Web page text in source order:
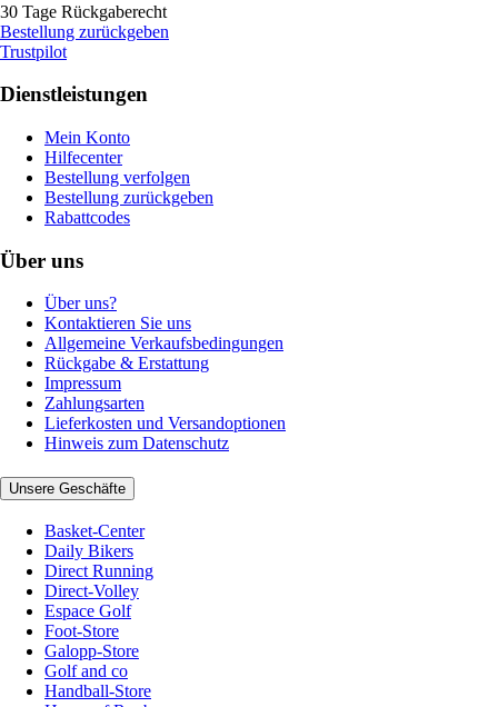
30 Tage Rückgaberecht
Bestellung zurückgeben
Trustpilot
Dienstleistungen
Mein Konto
Hilfecenter
Bestellung verfolgen
Bestellung zurückgeben
Rabattcodes
Über uns
Über uns?
Kontaktieren Sie uns
Allgemeine Verkaufsbedingungen
Rückgabe & Erstattung
Impressum
Zahlungsarten
Lieferkosten und Versandoptionen
Hinweis zum Datenschutz
Unsere Geschäfte
Basket-Center
Daily Bikers
Direct Running
Direct-Volley
Espace Golf
Foot-Store
Galopp-Store
Golf and co
Handball-Store